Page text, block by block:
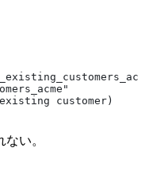
customer)
い。